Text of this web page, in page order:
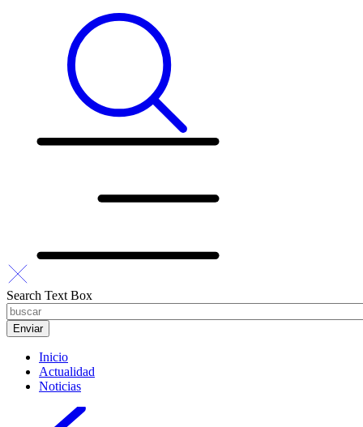
Search Text Box
Inicio
Actualidad
Noticias